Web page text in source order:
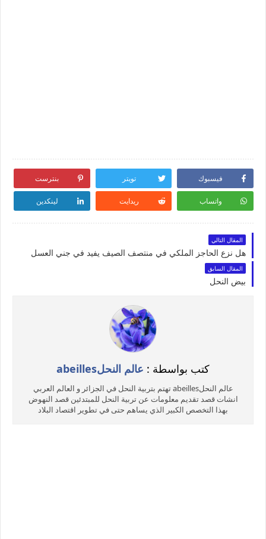
فيسبوك تويتر بنترست
واتساب ريدايت لينكدين
المقال التالي
هل نزع الحاجز الملكي في منتصف الصيف يفيد في جني العسل
المقال السابق
بيض النحل
كتب بواسطة : عالم النحلabeilles
عالم النحلabeilles تهتم بتربية النحل في الجزائر و العالم العربي
انشات قصد تقديم معلومات عن تربية النحل للمبتدئين قصد النهوض
بهذا التخصص الكبير الذي يساهم حتى في تطوير اقتصاد البلاد